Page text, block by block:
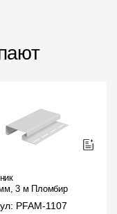
3 м Пломбир
PFAM-1107